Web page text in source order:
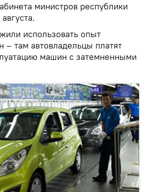
министров республики
использовать опыт
– там автовладельцы платят
машин с затемненными